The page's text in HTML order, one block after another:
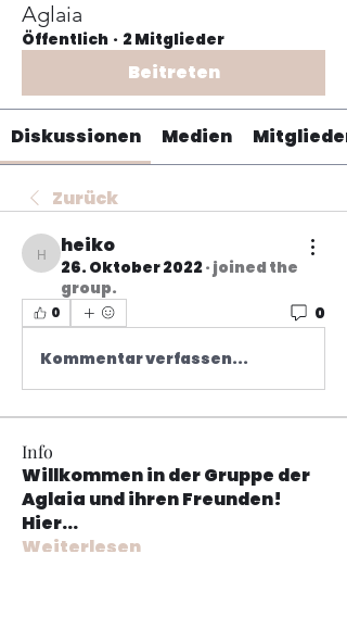
Aglaia
Öffentlich · 2 Mitglieder
Beitreten
Diskussionen Medien Mitglieder
Zurück
heiko
heiko
26. Oktober 2022· joined the
group.
0 0
Kommentar verfassen...
Info
Willkommen in der Gruppe der
Aglaia und ihren Freunden!
Hier...
Weiterlesen